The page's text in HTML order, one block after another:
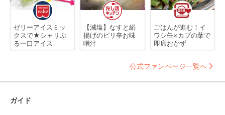
ゼリーアイスミッ
クスで★シャリぷ
る一口アイス
【減塩】なすと絹
揚げのピリ辛お味
噌汁
ごはんが進む！イ
ワシ缶×カブの葉で
即席おかず
公式ファンページ一覧へ
ガイド